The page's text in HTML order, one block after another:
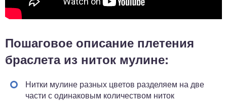
Пошаговое описание плетения
браслета из ниток мулине:
Нитки мулине разных цветов разделяем на две
части с одинаковым количеством ниток